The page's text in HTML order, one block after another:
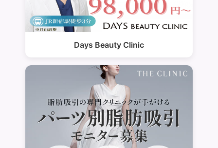
Days Beauty Clinic